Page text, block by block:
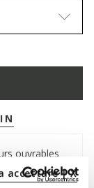
accettare | X
ouvrables
à compter de